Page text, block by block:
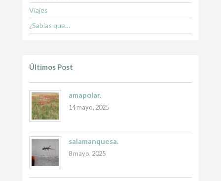
Viajes
¿Sabías que…
Últimos Post
amapolar.
14 mayo, 2025
salamanquesa.
8 mayo, 2025